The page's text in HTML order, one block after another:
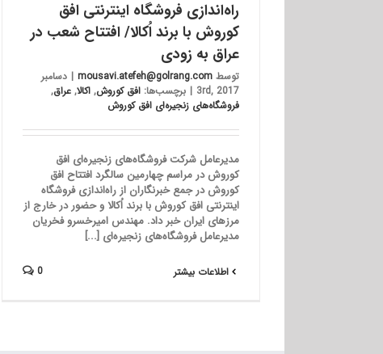
راه‌اندازی فروشگاه اینترنتی افق
کوروش با برند اُکالا/ افتتاح شعب در
عراق به زودی
توسط mousavi.atefeh@golrang.com
| دسامبر
3rd, 2017
| برچسب‌ها: افق کوروش, اکالا, عراق,
فروشگاه‌های زنجیره‌ای افق کوروش
مدیرعامل شرکت فروشگاه‌های زنجیره‌ای افق
کوروش در مراسم چهارمین سالگرد افتتاح افق
کوروش در جمع خبرنگاران از راه‌اندازی فروشگاه
اینترنتی افق کوروش با برند اُکالا و حضور در خارج از
مرزهای ایران خبر داد. مهندس امیرخسرو فخریان
مدیرعامل فروشگاه‌های زنجیره‌ای [...]
اطلاعات بیشتر 0